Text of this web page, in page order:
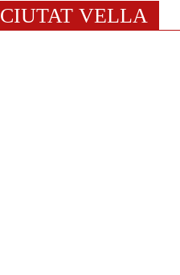
CIUTAT VELLA